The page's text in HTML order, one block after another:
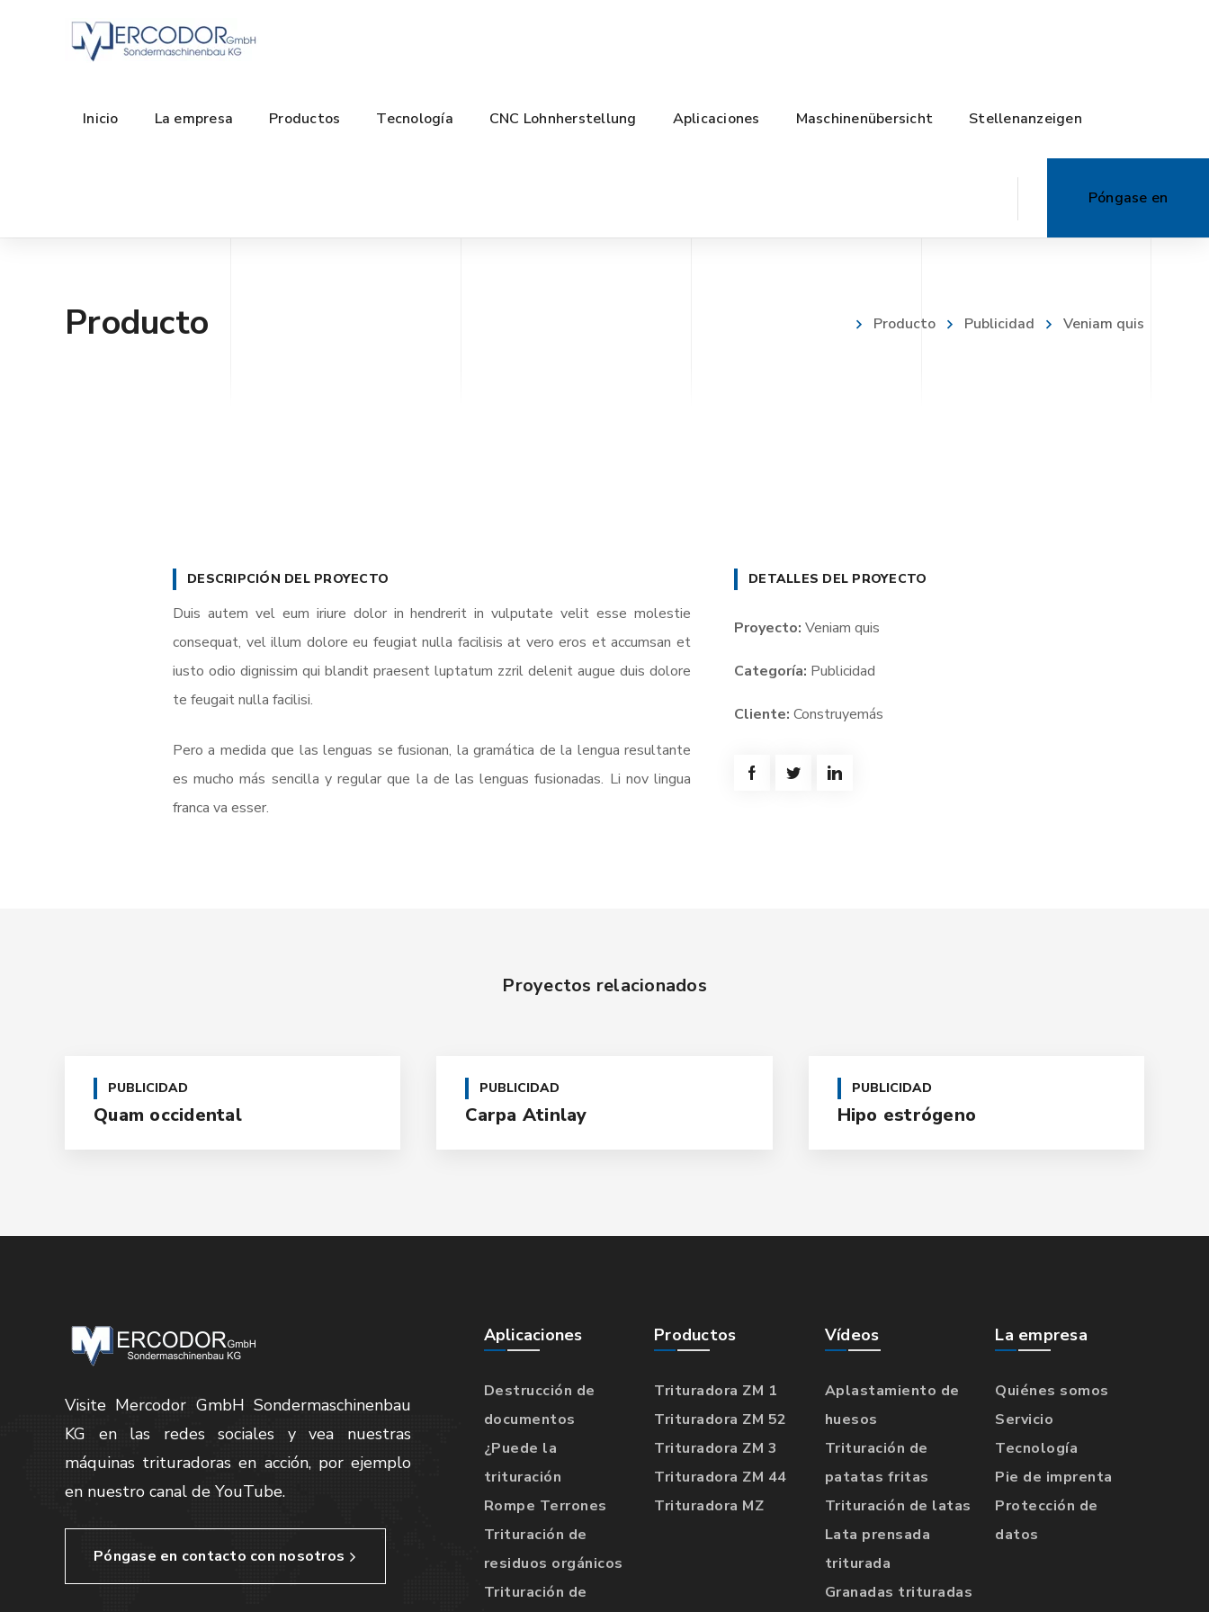
Inicio La empresa Productos Tecnología CNC Lohnherstellung Aplicaciones Maschinenübersicht Stellenanzeigen
Póngase en
Producto Producto Publicidad Veniam quis
DESCRIPCIÓN DEL PROYECTO
Duis autem vel eum iriure dolor in hendrerit in vulputate velit esse molestie
consequat, vel illum dolore eu feugiat nulla facilisis at vero eros et accumsan et
iusto odio dignissim qui blandit praesent luptatum zzril delenit augue duis dolore
te feugait nulla facilisi.
Pero a medida que las lenguas se fusionan, la gramática de la lengua resultante
es mucho más sencilla y regular que la de las lenguas fusionadas. Li nov lingua
franca va esser.
DETALLES DEL PROYECTO
Proyecto: Veniam quis
Categoría: Publicidad
Cliente: Construyemás
Proyectos relacionados
PUBLICIDAD
Quam occidental
PUBLICIDAD
Carpa Atinlay
PUBLICIDAD
Hipo estrógeno
Visite Mercodor GmbH Sondermaschinenbau
KG en las redes sociales y vea nuestras
máquinas trituradoras en acción, por ejemplo
en nuestro canal de YouTube.
Póngase en contacto con nosotros
Aplicaciones
Destrucción de
documentos
¿Puede la
trituración
Rompe Terrones
Trituración de
residuos orgánicos
Trituración de
Productos
Trituradora ZM 1
Trituradora ZM 52
Trituradora ZM 3
Trituradora ZM 44
Trituradora MZ
Vídeos
Aplastamiento de
huesos
Trituración de
patatas fritas
Trituración de latas
Lata prensada
triturada
Granadas trituradas
La empresa
Quiénes somos
Servicio
Tecnología
Pie de imprenta
Protección de
datos